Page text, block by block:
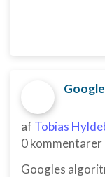
af Tobias
0 kommentarer
Googles